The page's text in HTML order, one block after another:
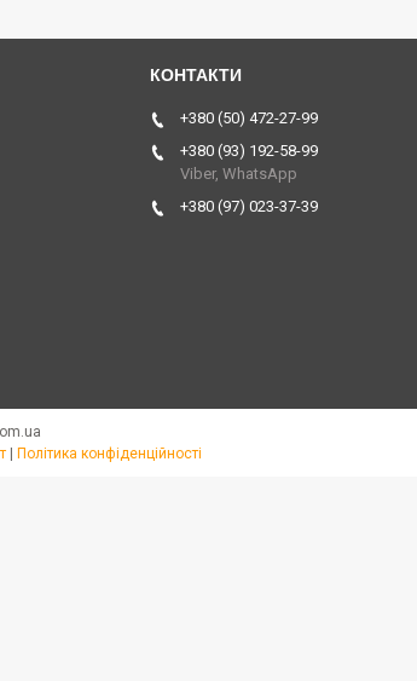
+380 (50) 472-27-99
+380 (93) 192-58-99
Viber, WhatsApp
+380 (97) 023-37-39
Політика конфіденційності